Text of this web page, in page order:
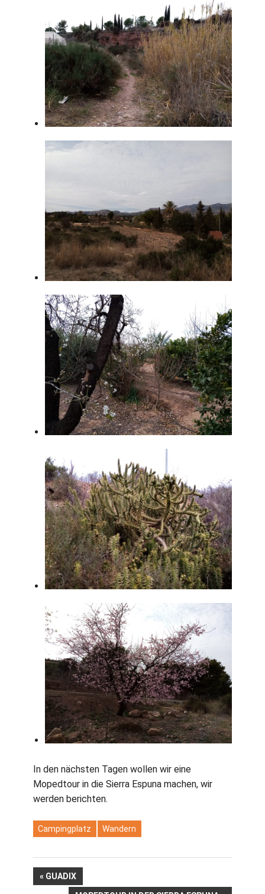
In den nächsten Tagen wollen wir eine
Mopedtour in die Sierra Espuna machen, wir
werden berichten.
Campingplatz Wandern
Beitragsnavigation
VORHERIGER
BEITRAG:
GUADIX